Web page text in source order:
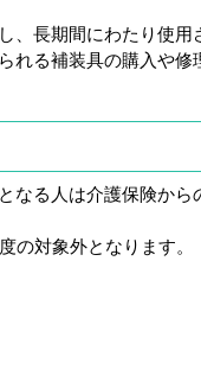
、長期間にわたり使用
れる補装具の購入や修
なる人は介護保険から
の対象外となります。